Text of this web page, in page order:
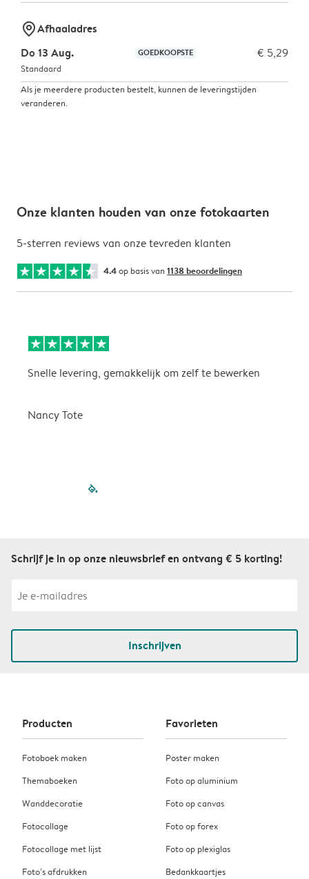
marker-pinAfhaaladres
Do 13 Aug.
GOEDKOOPSTE € 5,29
Standaard
Als je meerdere producten bestelt, kunnen de leveringstijden
veranderen.
Onze klanten houden van onze fotokaarten
5-sterren reviews van onze tevreden klanten
4.4op basis van 1138 beoordelingen
Snelle levering, gemakkelijk om zelf te bewerken
Nancy Tote
filled-pagination
Schrijf je in op onze nieuwsbrief en ontvang € 5 korting!
Inschrijven
Producten
Fotoboek maken
Themaboeken
Wanddecoratie
Fotocollage
Fotocollage met lijst
Foto’s afdrukken
Favorieten
Poster maken
Foto op aluminium
Foto op canvas
Foto op forex
Foto op plexiglas
Bedankkaartjes